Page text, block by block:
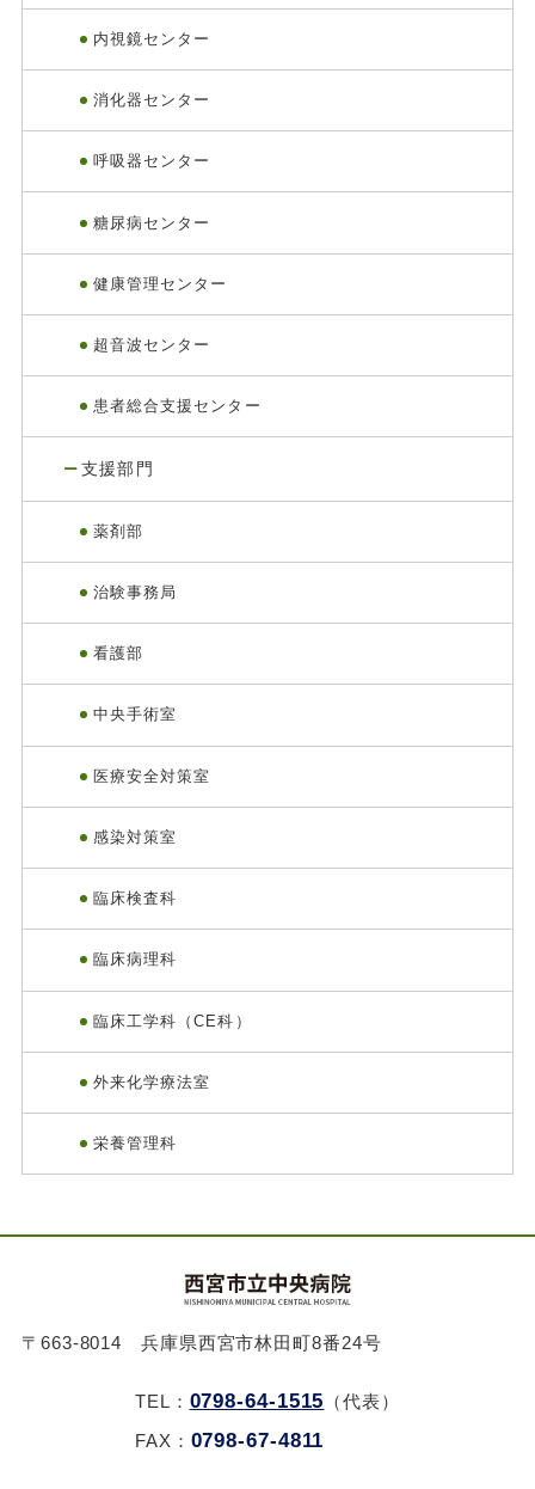
内視鏡センター
消化器センター
呼吸器センター
糖尿病センター
健康管理センター
超音波センター
患者総合支援センター
支援部門
薬剤部
治験事務局
看護部
中央手術室
医療安全対策室
感染対策室
臨床検査科
臨床病理科
臨床工学科（CE科）
外来化学療法室
栄養管理科
〒663-8014 兵庫県西宮市林田町8番24号
TEL： 0798-64-1515 （代表）
FAX： 0798-67-4811